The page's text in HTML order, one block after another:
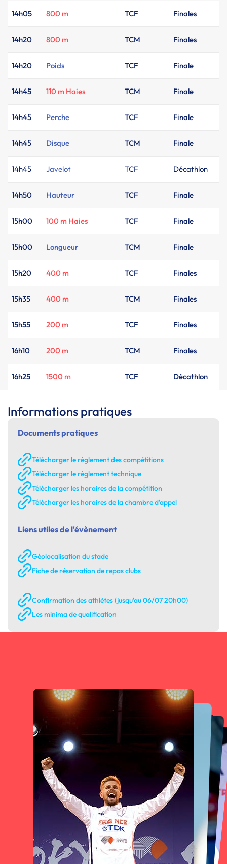
14h05 800 m TCF Finales
14h20 800 m TCM Finales
14h20 Poids TCF Finale
14h45 110 m Haies TCM Finale
14h45 Perche TCF Finale
14h45 Disque TCM Finale
14h45 Javelot TCF Décathlon
14h50 Hauteur TCF Finale
15h00 100 m Haies TCF Finale
15h00 Longueur TCM Finale
15h20 400 m TCF Finales
15h35 400 m TCM Finales
15h55 200 m TCF Finales
16h10 200 m TCM Finales
16h25 1500 m TCF Décathlon
Informations pratiques
Documents pratiques
Télécharger le règlement des compétitions
Télécharger le règlement technique
Télécharger les horaires de la compétition
Télécharger les horaires de la chambre d'appel
Liens utiles de l'évènement
Géolocalisation du stade
Fiche de réservation de repas clubs
Confirmation des athlètes (jusqu'au 06/07 20h00)
Les minima de qualification